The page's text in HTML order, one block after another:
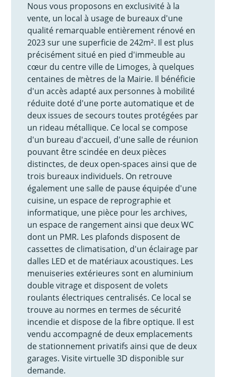
Nous vous proposons en exclusivité à la
vente, un local à usage de bureaux d'une
qualité remarquable entièrement rénové en
2023 sur une superficie de 242m². Il est plus
précisément situé en pied d'immeuble au
cœur du centre ville de Limoges, à quelques
centaines de mètres de la Mairie. Il bénéficie
d'un accès adapté aux personnes à mobilité
réduite doté d'une porte automatique et de
deux issues de secours toutes protégées par
un rideau métallique. Ce local se compose
d'un bureau d'accueil, d'une salle de réunion
pouvant être scindée en deux pièces
distinctes, de deux open-spaces ainsi que de
trois bureaux individuels. On retrouve
également une salle de pause équipée d'une
cuisine, un espace de reprographie et
informatique, une pièce pour les archives,
un espace de rangement ainsi que deux WC
dont un PMR. Les plafonds disposent de
cassettes de climatisation, d'un éclairage par
dalles LED et de matériaux acoustiques. Les
menuiseries extérieures sont en aluminium
double vitrage et disposent de volets
roulants électriques centralisés. Ce local se
trouve au normes en termes de sécurité
incendie et dispose de la fibre optique. Il est
vendu accompagné de deux emplacements
de stationnement privatifs ainsi que de deux
garages. Visite virtuelle 3D disponible sur
demande.